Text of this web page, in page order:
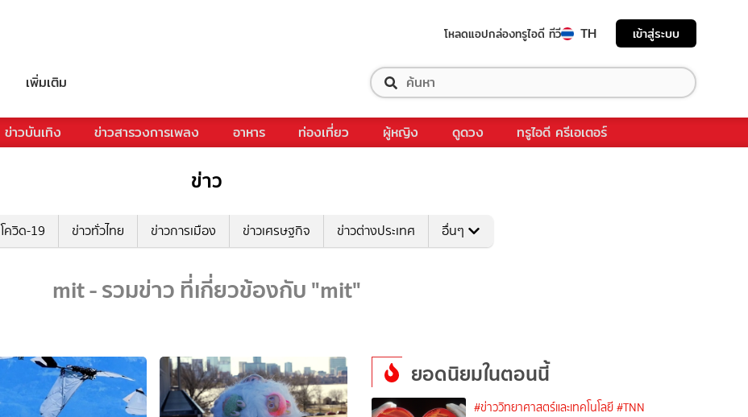
โหลดแอปกล่องทรูไอดี ทีวี TH เข้าสู่ระบบ
เพิ่มเติม
ข่าวบันเทิง ข่าวสารวงการเพลง อาหาร ท่องเที่ยว ผู้หญิง ดูดวง ทรูไอดี ครีเอเตอร์
ข่าว
โควิด-19 ข่าวทั่วไทย ข่าวการเมือง ข่าวเศรษฐกิจ ข่าวต่างประเทศ อื่นๆ
mit - รวมข่าว ที่เกี่ยวข้องกับ "mit"
ยอดนิยมในตอนนี้
#ข่าววิทยาศาสตร์และเทคโนโลยี #TNN